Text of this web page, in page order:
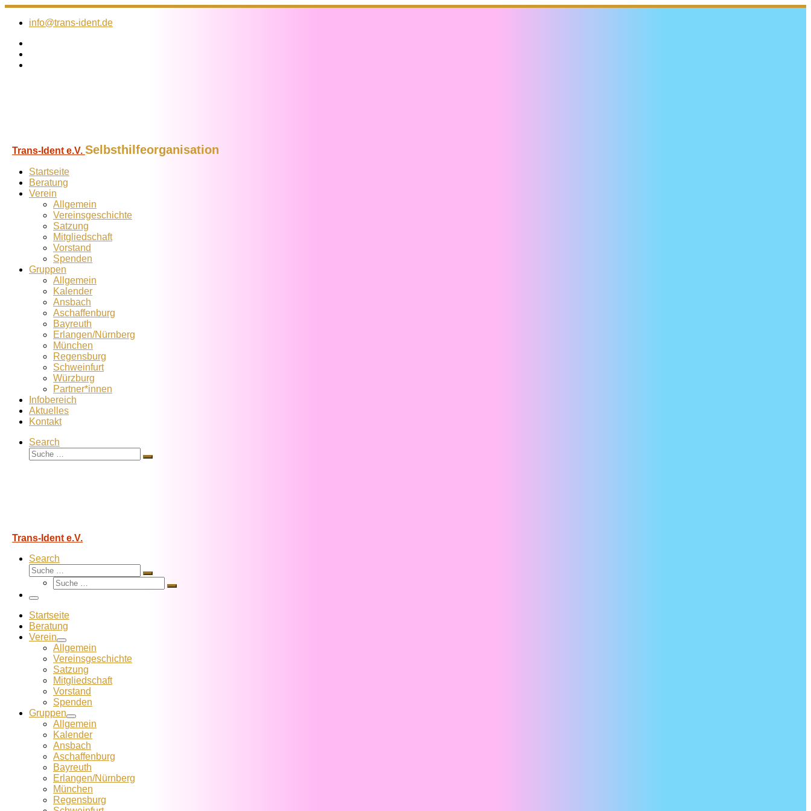
Zum
Inhalt
info@trans-ident.de
Trans-Ident e.V. Selbsthilfeorganisation
Startseite
Beratung
Verein
Allgemein
Vereins­geschichte
Satzung
Mitglied­schaft
Vorstand
Spenden
Gruppen
Allgemein
Kalender
Ansbach
Aschaffenburg
Bayreuth
Erlangen/Nürnberg
München
Regensburg
Schweinfurt
Würzburg
Partner*innen
Infobereich
Aktuelles
Kontakt
Search
Suche
Suche
Trans-Ident e.V.
Search
Suche
Suche
Suche
Suche
Menü
Startseite
Beratung
Verein
Allgemein
Vereins­geschichte
Satzung
Mitglied­schaft
Vorstand
Spenden
Gruppen
Allgemein
Kalender
Ansbach
Aschaffenburg
Bayreuth
Erlangen/Nürnberg
München
Regensburg